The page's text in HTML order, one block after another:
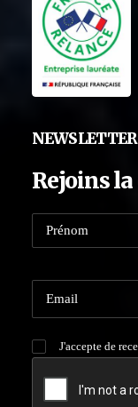
NEWSLETTER
Rejoins
J'accepte de